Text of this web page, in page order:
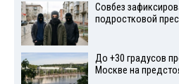
Совбез
подростковой
До +30 градусов
Москве на